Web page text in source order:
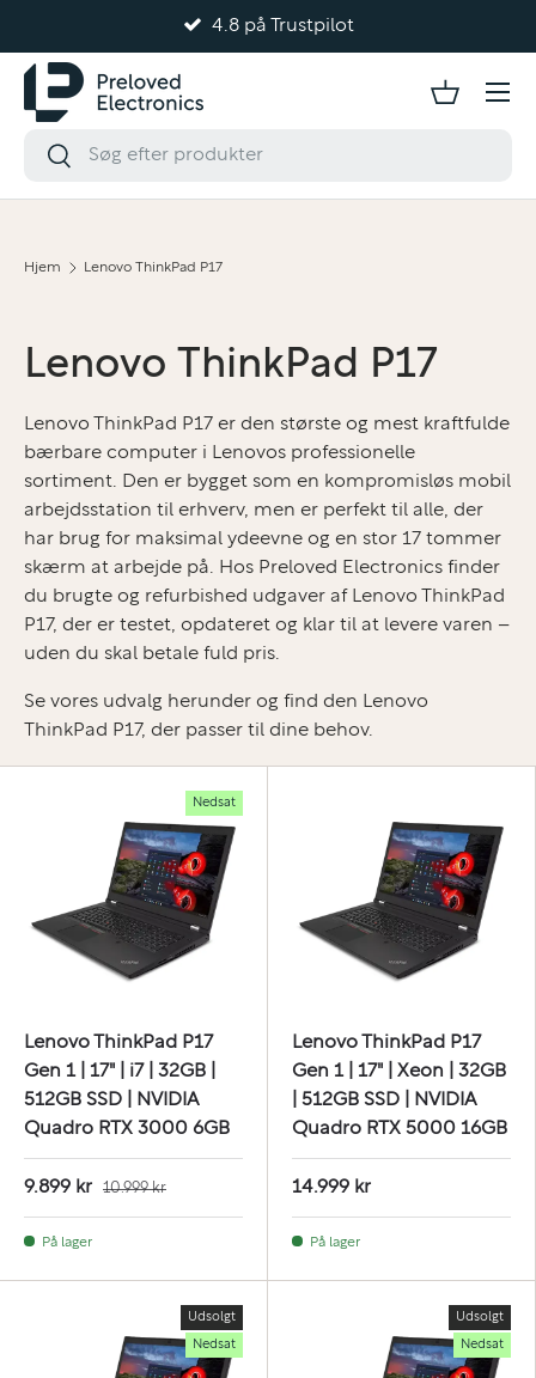
4.8 på Trustpilot
Hjem Lenovo ThinkPad P17
Lenovo ThinkPad P17
Lenovo ThinkPad P17 er den største og mest kraftfulde
bærbare computer i Lenovos professionelle
sortiment. Den er bygget som en kompromisløs mobil
arbejdsstation til erhverv, men er perfekt til alle, der
har brug for maksimal ydeevne og en stor 17 tommer
skærm at arbejde på. Hos Preloved Electronics finder
du brugte og refurbished udgaver af Lenovo ThinkPad
P17, der er testet, opdateret og klar til at levere varen –
uden du skal betale fuld pris.
Se vores udvalg herunder og find den Lenovo
ThinkPad P17, der passer til dine behov.
Nedsat
Lenovo ThinkPad P17
Gen 1 | 17" | i7 | 32GB |
512GB SSD | NVIDIA
Quadro RTX 3000 6GB
9.899 kr 10.999 kr
På lager
Lenovo ThinkPad P17
Gen 1 | 17" | Xeon | 32GB
| 512GB SSD | NVIDIA
Quadro RTX 5000 16GB
14.999 kr
På lager
Udsolgt
Nedsat
Udsolgt
Nedsat